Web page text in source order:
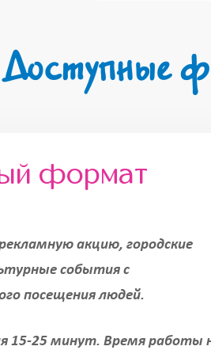
Доступные
формат
акцию, городские
события с
посещения людей.
15-25 минут. Время работы